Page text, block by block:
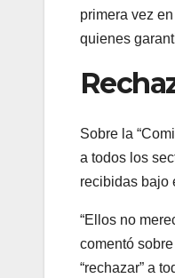
primera vez
quienes
Sobre la
a todos los
recibidas bajo
“Ellos no
comentó
“rechazar” a